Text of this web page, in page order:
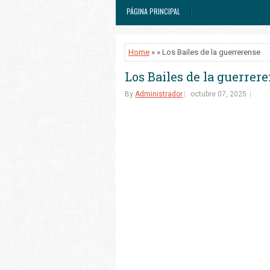
PÁGINA PRINCIPAL
Home » » Los Bailes de la guerrerense
Los Bailes de la
By Administrador octubre 07, 2025